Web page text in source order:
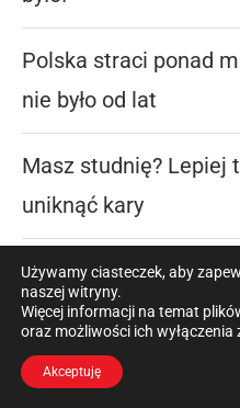
Polska straci ponad
nie było od lat
Masz studnię? Lepiej
uniknąć kary
Lider nie odpuszcza,
hamuje. Te ciągniki
w 2026 roku
Używamy ciasteczek, aby
naszej witryny.
Więcej informacji na temat
oraz możliwości ich wyłączenia
Akceptuję